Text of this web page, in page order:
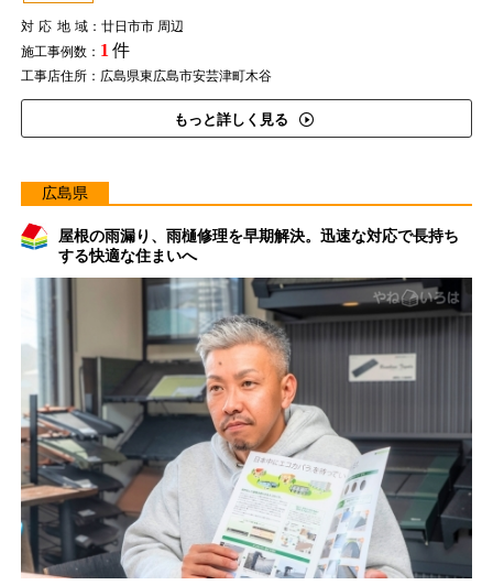
対応地域：廿日市市 周辺
施工事例数： 1 件
工事店住所：広島県東広島市安芸津町木谷
もっと詳しく見る
広島県
屋根の雨漏り、雨樋修理を早期解決。迅速な対応で長持ち
する快適な住まいへ